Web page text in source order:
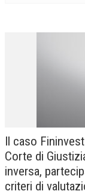
DIVENTA SOCIO
BROCHURE
LA RIVISTA
Il caso
Corte di
inversa,
criteri di